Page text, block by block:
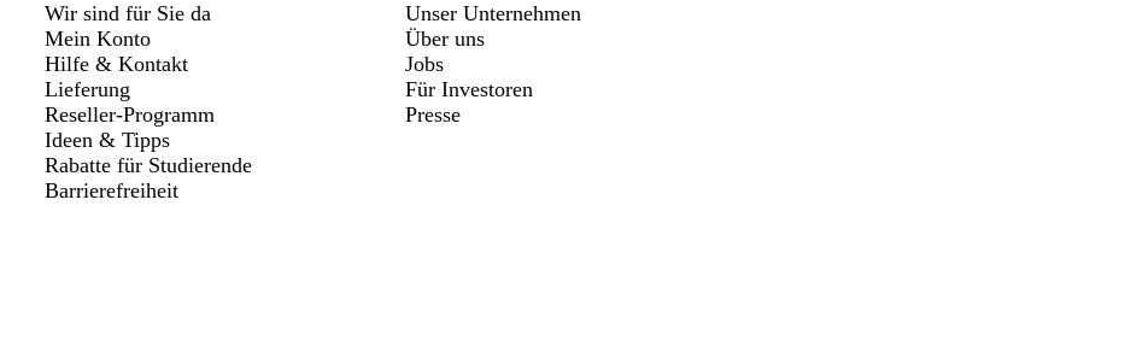
Wir sind für Sie da
Mein Konto
Hilfe & Kontakt
Lieferung
Reseller-Programm
Ideen & Tipps
Rabatte für Studierende
Barrierefreiheit
Unser Unternehmen
Über uns
Jobs
Für Investoren
Presse